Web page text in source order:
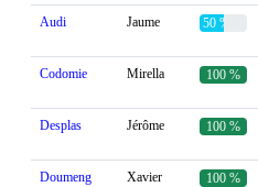
Audi Jaume 50 %
Codomie Mirella 100 %
Desplas Jérôme 100 %
Doumeng Xavier 100 %